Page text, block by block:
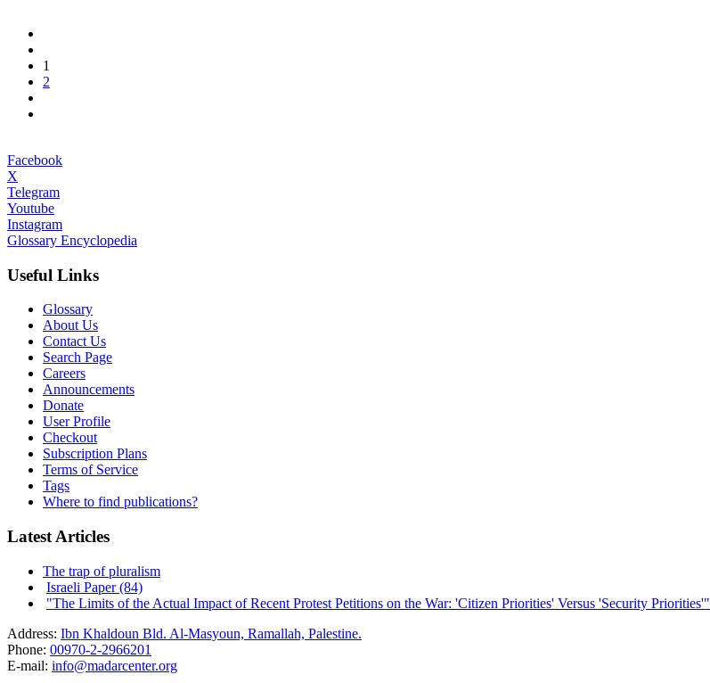
1
2
Facebook
X
Telegram
Youtube
Instagram
Glossary Encyclopedia
Useful Links
Glossary
About Us
Contact Us
Search Page
Careers
Announcements
Donate
User Profile
Checkout
Subscription Plans
Terms of Service
Tags
Where to find publications?
Latest Articles
The trap of pluralism
Israeli Paper (84)
"The Limits of the Actual Impact of Recent Protest Petitions on the War: 'Citizen Priorities' Versus 'Security Priorities'"
Address: Ibn Khaldoun Bld. Al-Masyoun, Ramallah, Palestine.
Phone: 00970-2-2966201
E-mail: info@madarcenter.org